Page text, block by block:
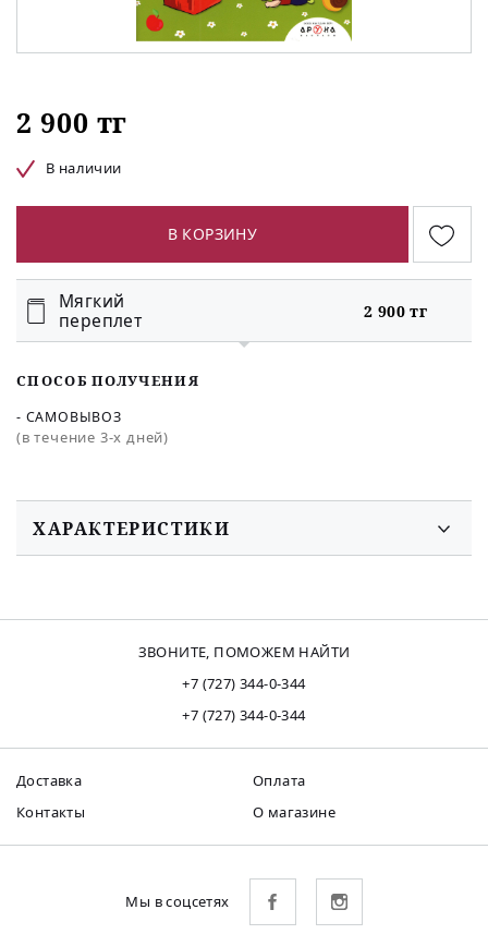
2 900 тг
В наличии
В КОРЗИНУ
Мягкий
переплет
2 900 тг
СПОСОБ ПОЛУЧЕНИЯ
- САМОВЫВОЗ
(в течение 3-х дней)
ХАРАКТЕРИСТИКИ
ЗВОНИТЕ, ПОМОЖЕМ НАЙТИ
+7 (727) 344-0-344
+7 (727) 344-0-344
Доставка
Оплата
Контакты
О магазине
Мы в соцсетях